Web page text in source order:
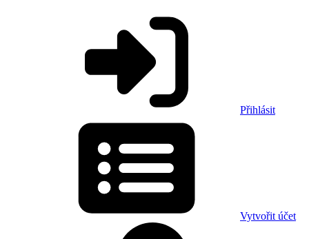
Přihlásit
Vytvořit účet